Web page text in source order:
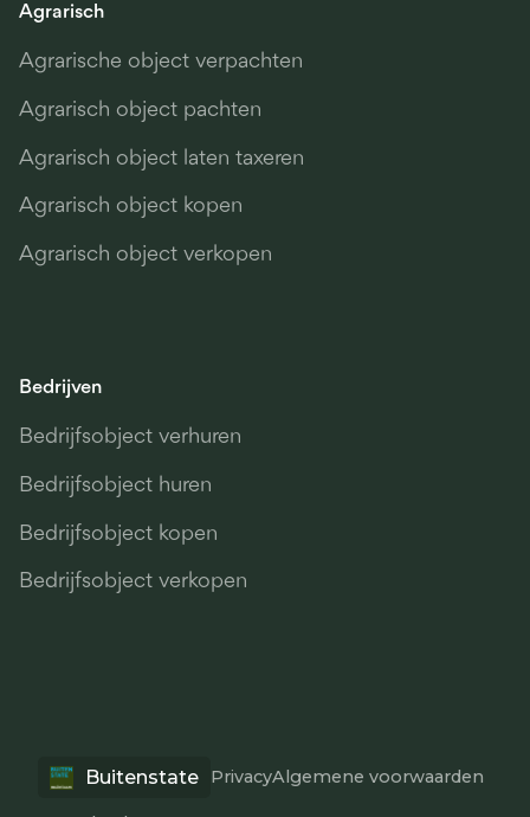
Agrarisch
Agrarische object verpachten
Agrarisch object pachten
Agrarisch object laten taxeren
Agrarisch object kopen
Agrarisch object verkopen
Bedrijven
Bedrijfsobject verhuren
Bedrijfsobject huren
Bedrijfsobject kopen
Bedrijfsobject verkopen
Buitenstate PrivacyAlgemene voorwaarden